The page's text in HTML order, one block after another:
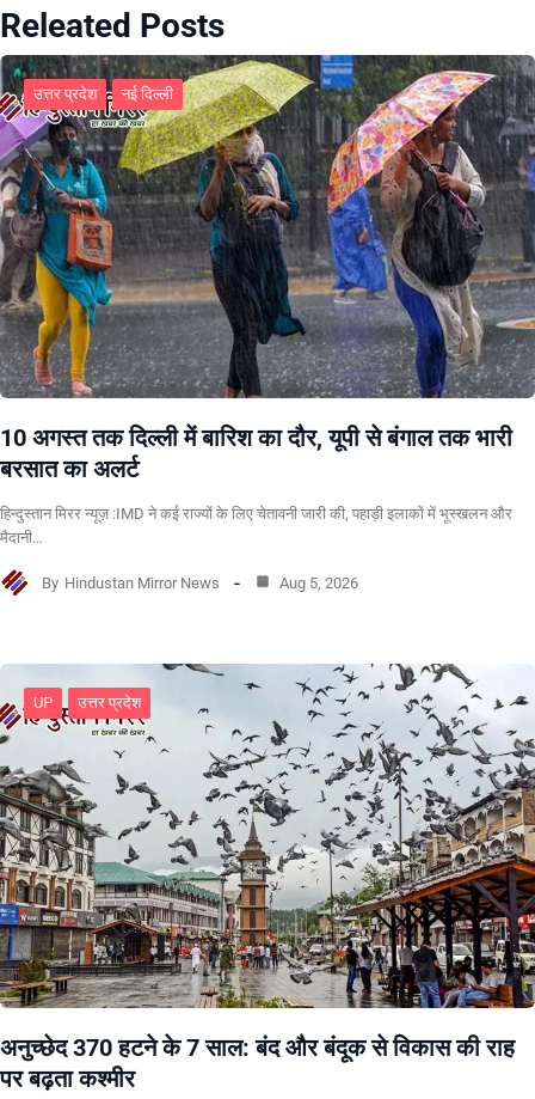
Releated Posts
उत्तर प्रदेश नई दिल्ली
10 अगस्त तक दिल्ली में बारिश का दौर, यूपी से बंगाल तक भारी
बरसात का अलर्ट
हिन्दुस्तान मिरर न्यूज़ :IMD ने कई राज्यों के लिए चेतावनी जारी की, पहाड़ी इलाकों में भूस्खलन और
मैदानी…
By Hindustan Mirror News Aug 5, 2026
UP उत्तर प्रदेश
अनुच्छेद 370 हटने के 7 साल: बंद और बंदूक से विकास की राह
पर बढ़ता कश्मीर